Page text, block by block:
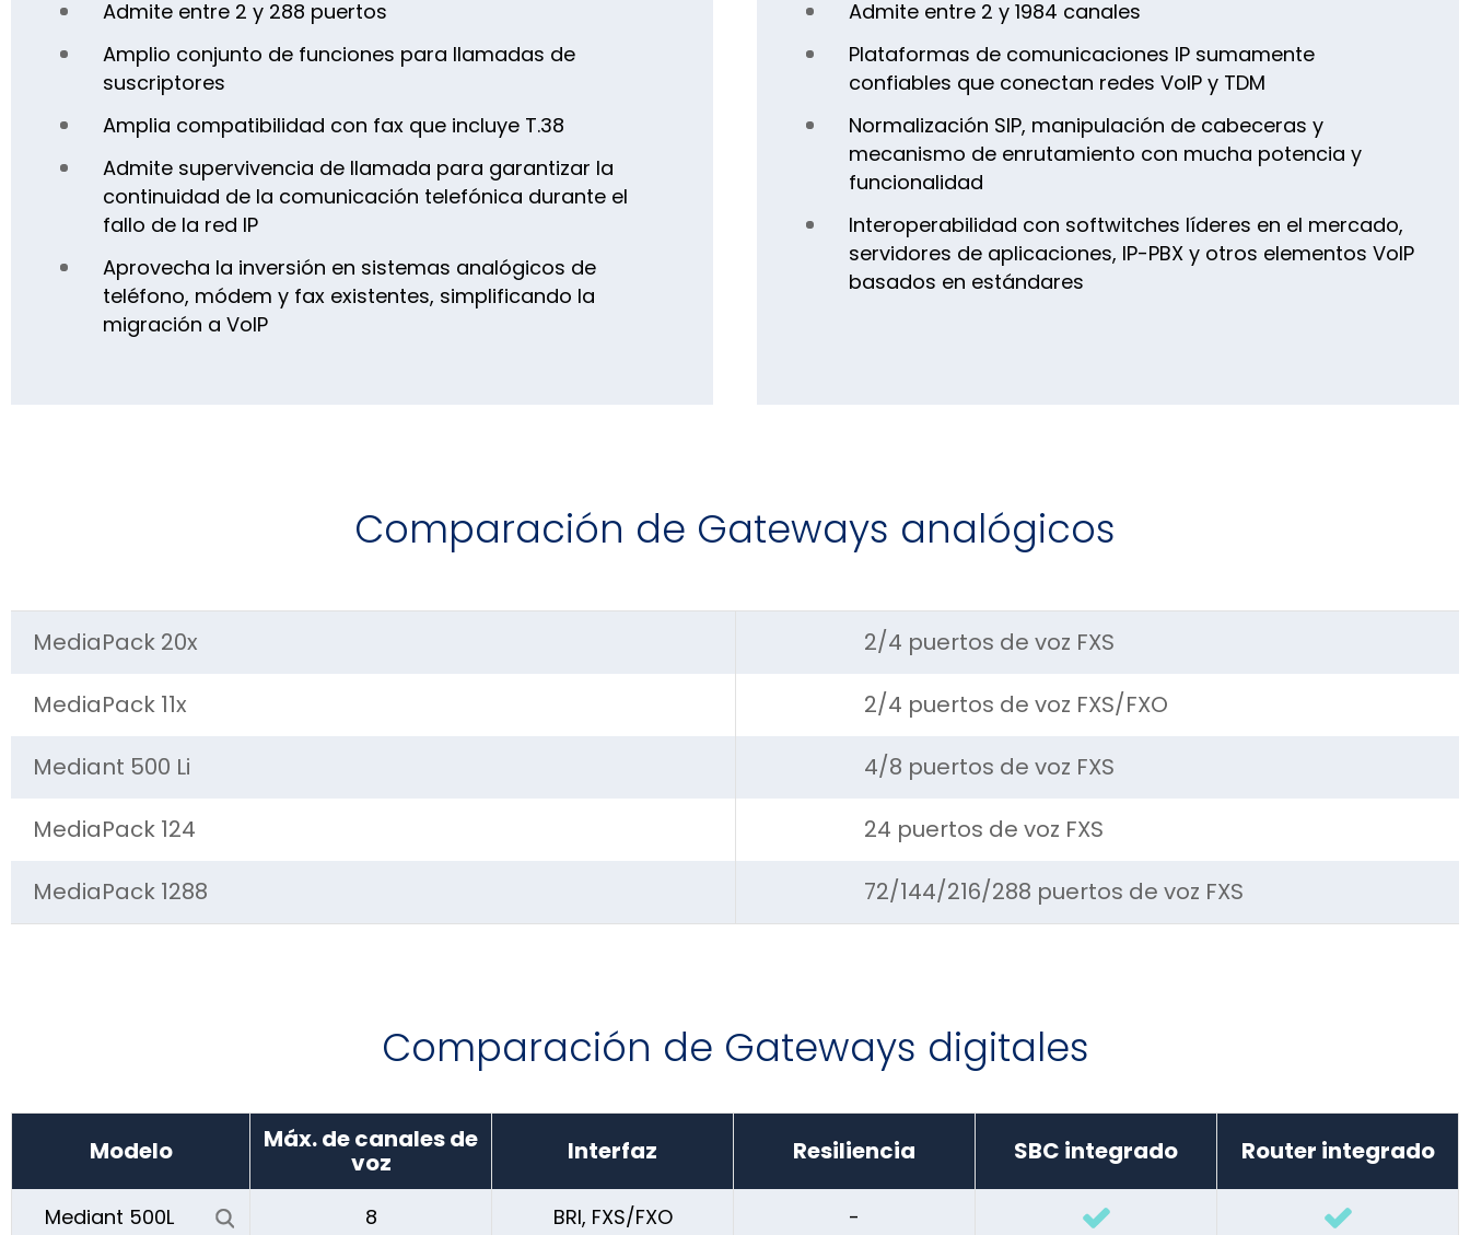
Admite entre 2 y 288 puertos
Amplio conjunto de funciones para llamadas de
suscriptores
Amplia compatibilidad con fax que incluye T.38
Admite supervivencia de llamada para garantizar la
continuidad de la comunicación telefónica durante el
fallo de la red IP
Aprovecha la inversión en sistemas analógicos de
teléfono, módem y fax existentes, simplificando la
migración a VoIP
Admite entre 2 y 1984 canales
Plataformas de comunicaciones IP sumamente
confiables que conectan redes VoIP y TDM
Normalización SIP, manipulación de cabeceras y
mecanismo de enrutamiento con mucha potencia y
funcionalidad
Interoperabilidad con softwitches líderes en el mercado,
servidores de aplicaciones, IP-PBX y otros elementos VoIP
basados en estándares
Comparación de Gateways analógicos
MediaPack 20x 2/4 puertos de voz FXS
MediaPack 11x 2/4 puertos de voz FXS/FXO
Mediant 500 Li 4/8 puertos de voz FXS
MediaPack 124 24 puertos de voz FXS
MediaPack 1288 72/144/216/288 puertos de voz FXS
Comparación de Gateways digitales
Modelo Máx. de canales de
voz Interfaz Resiliencia SBC integrado Router integrado
Mediant 500L 8 BRI, FXS/FXO -